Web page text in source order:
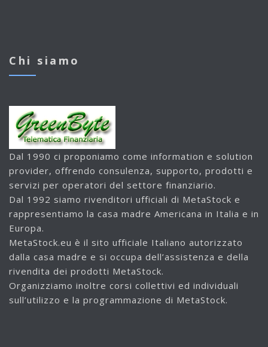
Chi siamo
Dal 1990 ci proponiamo come information e solution
provider, offrendo consulenza, supporto, prodotti e
servizi per operatori del settore finanziario.
Dal 1992 siamo rivenditori ufficiali di MetaStock e
rappresentiamo la casa madre Americana in Italia e in
Europa.
MetaStock.eu è il sito ufficiale Italiano autorizzato
dalla casa madre e si occupa dell’assistenza e della
rivendita dei prodotti MetaStock.
Organizziamo inoltre corsi collettivi ed individuali
sull’utilizzo e la programmazione di MetaStock.